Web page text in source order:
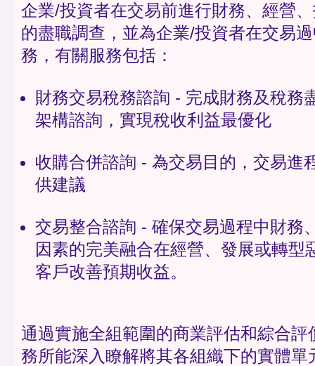
企業/投資者在交易前進行財務、經營
的盡職調查，並為企業/投資者在交易
務，有關服務包括：
財務交易稅務諮詢 - 完成財務及稅務
架構諮詢，實現稅收利益最優化
收購合併諮詢 - 為交易目的，交易進
供建議
交易整合諮詢 - 確保交易過程中財務
因素的完美融合在經營、發展或轉型
客戶改善預期收益。
通過實施全組範圍的商業評估和綜合評
務所能深入瞭解將其各組織下的實體單